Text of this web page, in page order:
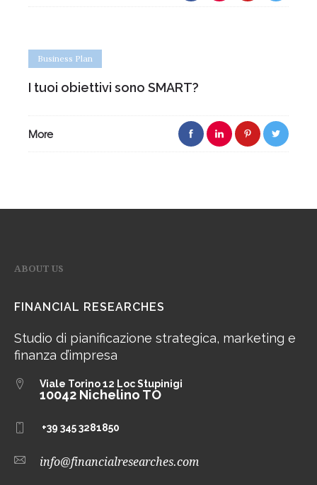
Business Plan
I tuoi obiettivi sono SMART?
More
ABOUT US
FINANCIAL RESEARCHES
Studio di pianificazione strategica, marketing e
finanza d’impresa
Viale Torino 12 Loc Stupinigi
10042 Nichelino TO
+39 345 3281850
info@financialresearches.com